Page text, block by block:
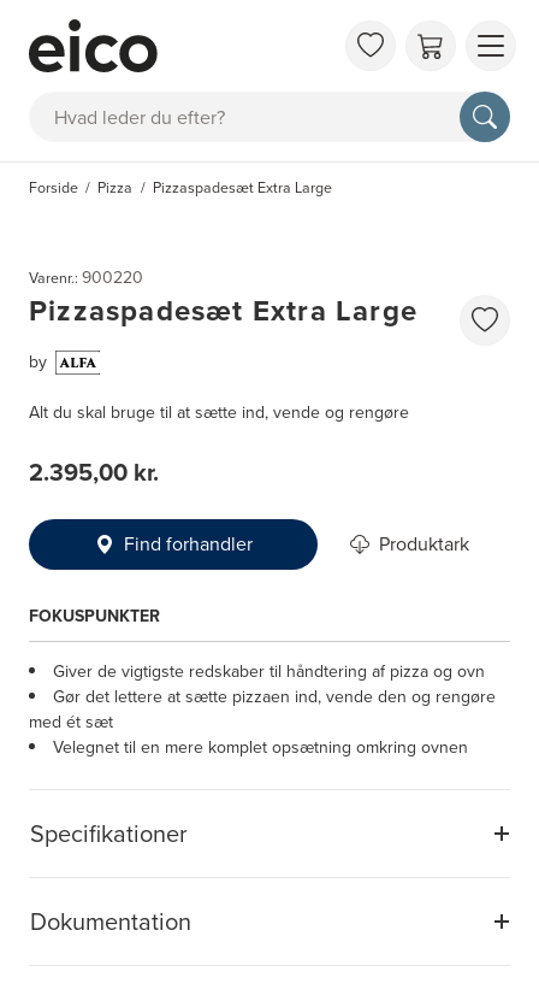
Søg
OM
FAQ
Forside Pizza Pizzaspadesæt Extra Large
Specifikationer
Dokumentation
Varenr.: 900220
Pizzaspadesæt Extra Large
by
Alt du skal bruge til at sætte ind, vende og rengøre
2.395,00 kr.
Find forhandler Produktark
FOKUSPUNKTER
Giver de vigtigste redskaber til håndtering af pizza og ovn
Gør det lettere at sætte pizzaen ind, vende den og rengøre
med ét sæt
Velegnet til en mere komplet opsætning omkring ovnen